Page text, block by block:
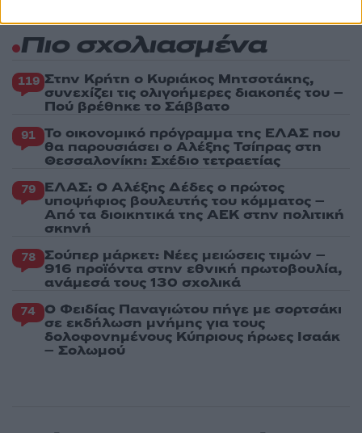
Πιο σχολιασμένα
119 Στην Κρήτη ο Κυριάκος Μητσοτάκης,
συνεχίζει τις ολιγοήμερες διακοπές του –
Πού βρέθηκε το Σάββατο
91 Το οικονομικό πρόγραμμα της ΕΛΑΣ που
θα παρουσιάσει ο Αλέξης Τσίπρας στη
Θεσσαλονίκη: Σχέδιο τετραετίας
79 ΕΛΑΣ: Ο Αλέξης Δέδες ο πρώτος
υποψήφιος βουλευτής του κόμματος –
Από τα διοικητικά της ΑΕΚ στην πολιτική
σκηνή
78 Σούπερ μάρκετ: Νέες μειώσεις τιμών –
916 προϊόντα στην εθνική πρωτοβουλία,
ανάμεσά τους 130 σχολικά
74 Ο Φειδίας Παναγιώτου πήγε με σορτσάκι
σε εκδήλωση μνήμης για τους
δολοφονημένους Κύπριους ήρωες Ισαάκ
– Σολωμού